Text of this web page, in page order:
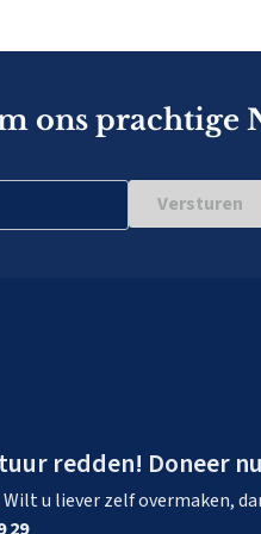
ons prachtige
Versturen
redden! Doneer
Wilt u liever zelf overmaken,